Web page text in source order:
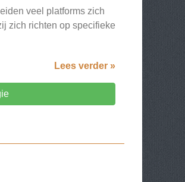
veel platforms zich
zich richten op specifieke
Lees verder »